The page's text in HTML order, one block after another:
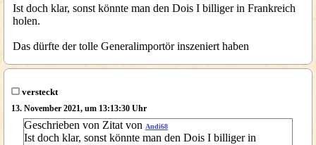
Ist doch klar, sonst könnte man den Dois I billiger in Frankreich
holen.
Das dürfte der tolle Generalimportör inszeniert haben
versteckt
13. November 2021, um 13:13:30 Uhr
Geschrieben von Zitat von Andi68
Ist doch klar, sonst könnte man den Dois I billiger in